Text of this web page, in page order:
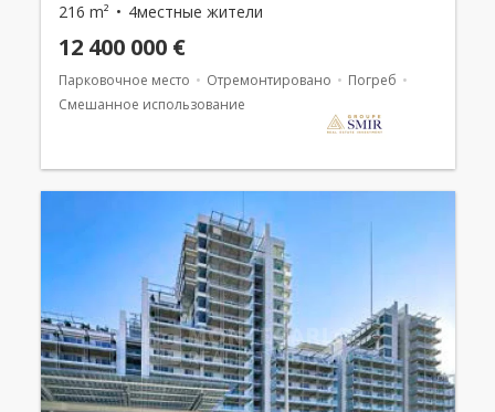
216 m² 4местные жители
12 400 000 €
Парковочное место Отремонтировано
Погреб
Смешанное использование